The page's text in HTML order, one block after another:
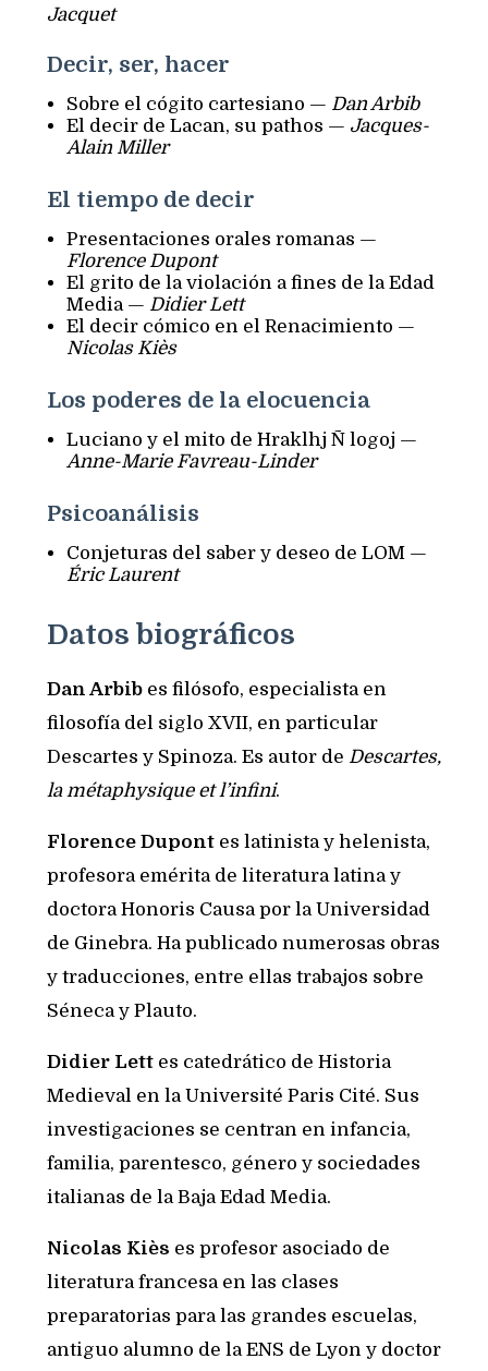
Jacquet
Decir, ser, hacer
Sobre el cógito cartesiano — Dan Arbib
El decir de Lacan, su pathos — Jacques-
Alain Miller
El tiempo de decir
Presentaciones orales romanas —
Florence Dupont
El grito de la violación a fines de la Edad
Media — Didier Lett
El decir cómico en el Renacimiento —
Nicolas Kiès
Los poderes de la elocuencia
Luciano y el mito de `Hraklhj Ñ logoj —
Anne-Marie Favreau-Linder
Psicoanálisis
Conjeturas del saber y deseo de LOM —
Éric Laurent
Datos biográficos
Dan Arbib es filósofo, especialista en
filosofía del siglo XVII, en particular
Descartes y Spinoza. Es autor de Descartes,
la métaphysique et l’infini.
Florence Dupont es latinista y helenista,
profesora emérita de literatura latina y
doctora Honoris Causa por la Universidad
de Ginebra. Ha publicado numerosas obras
y traducciones, entre ellas trabajos sobre
Séneca y Plauto.
Didier Lett es catedrático de Historia
Medieval en la Université Paris Cité. Sus
investigaciones se centran en infancia,
familia, parentesco, género y sociedades
italianas de la Baja Edad Media.
Nicolas Kiès es profesor asociado de
literatura francesa en las clases
preparatorias para las grandes escuelas,
antiguo alumno de la ENS de Lyon y doctor